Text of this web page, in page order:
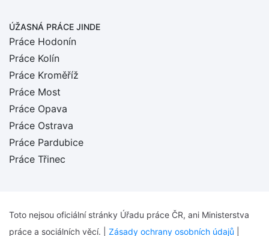
ÚŽASNÁ PRÁCE JINDE
Práce Hodonín
Práce Kolín
Práce Kroměříž
Práce Most
Práce Opava
Práce Ostrava
Práce Pardubice
Práce Třinec
Toto nejsou oficiální stránky Úřadu práce ČR, ani Ministerstva
práce a sociálních věcí. | Zásady ochrany osobních údajů